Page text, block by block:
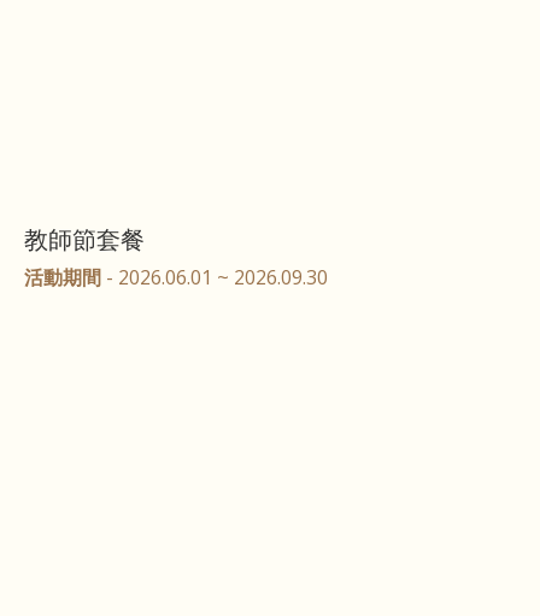
教師節套餐
活動期間 - 2026.06.01 ~ 2026.09.30